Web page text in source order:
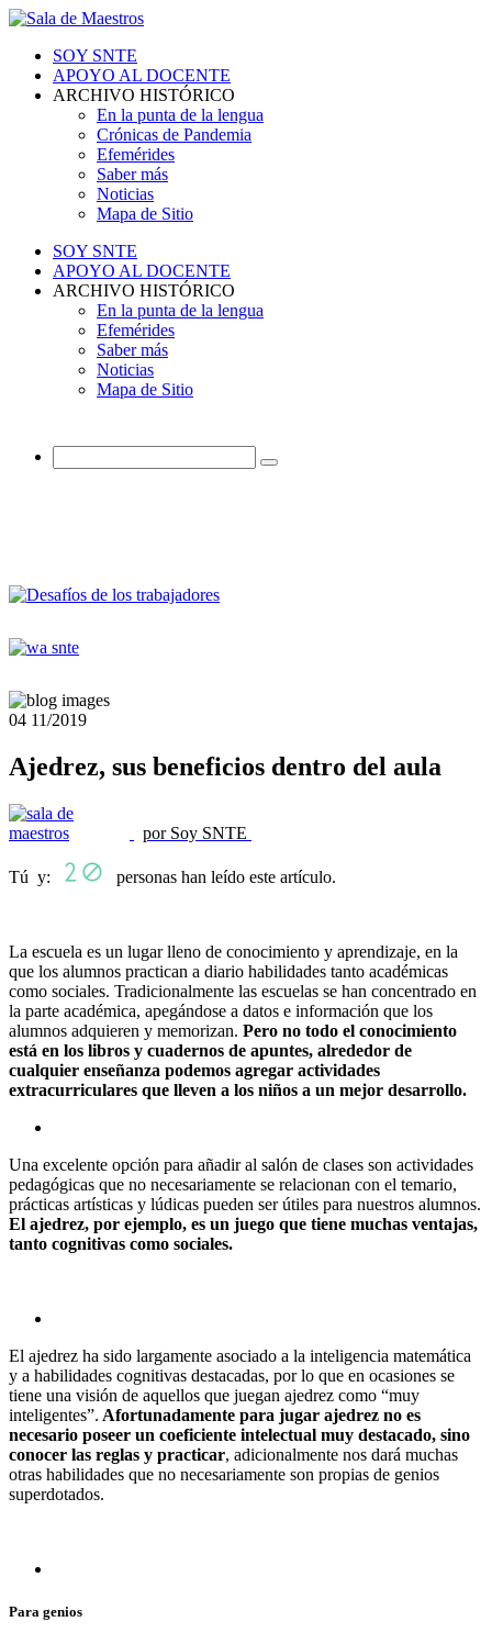
SOY SNTE
APOYO AL DOCENTE
ARCHIVO HISTÓRICO
En la punta de la lengua
Crónicas de Pandemia
Efemérides
Saber más
Noticias
Mapa de Sitio
SOY SNTE
APOYO AL DOCENTE
ARCHIVO HISTÓRICO
En la punta de la lengua
Efemérides
Saber más
Noticias
Mapa de Sitio
04 11/2019
Ajedrez, sus beneficios dentro del aula
por Soy SNTE
Tú y: personas han leído este artículo.
La escuela es un lugar lleno de conocimiento y aprendizaje, en la
que los alumnos practican a diario habilidades tanto académicas
como sociales. Tradicionalmente las escuelas se han concentrado en
la parte académica, apegándose a datos e información que los
alumnos adquieren y memorizan. Pero no todo el conocimiento
está en los libros y cuadernos de apuntes, alrededor de
cualquier enseñanza podemos agregar actividades
extracurriculares que lleven a los niños a un mejor desarrollo.
Una excelente opción para añadir al salón de clases son actividades
pedagógicas que no necesariamente se relacionan con el temario,
prácticas artísticas y lúdicas pueden ser útiles para nuestros alumnos.
El ajedrez, por ejemplo, es un juego que tiene muchas ventajas,
tanto cognitivas como sociales.
El ajedrez ha sido largamente asociado a la inteligencia matemática
y a habilidades cognitivas destacadas, por lo que en ocasiones se
tiene una visión de aquellos que juegan ajedrez como “muy
inteligentes”. Afortunadamente para jugar ajedrez no es
necesario poseer un coeficiente intelectual muy destacado, sino
conocer las reglas y practicar, adicionalmente nos dará muchas
otras habilidades que no necesariamente son propias de genios
superdotados.
Para genios